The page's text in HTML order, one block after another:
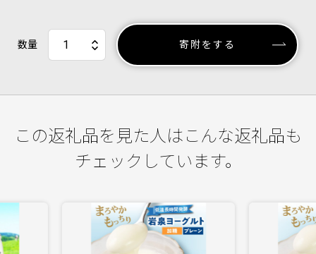
数量 寄附をする
この返礼品を見た人はこんな返礼品も
チェックしています。